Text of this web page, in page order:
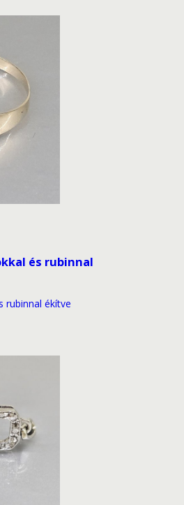
és rubinnal
rubinnal ékítve